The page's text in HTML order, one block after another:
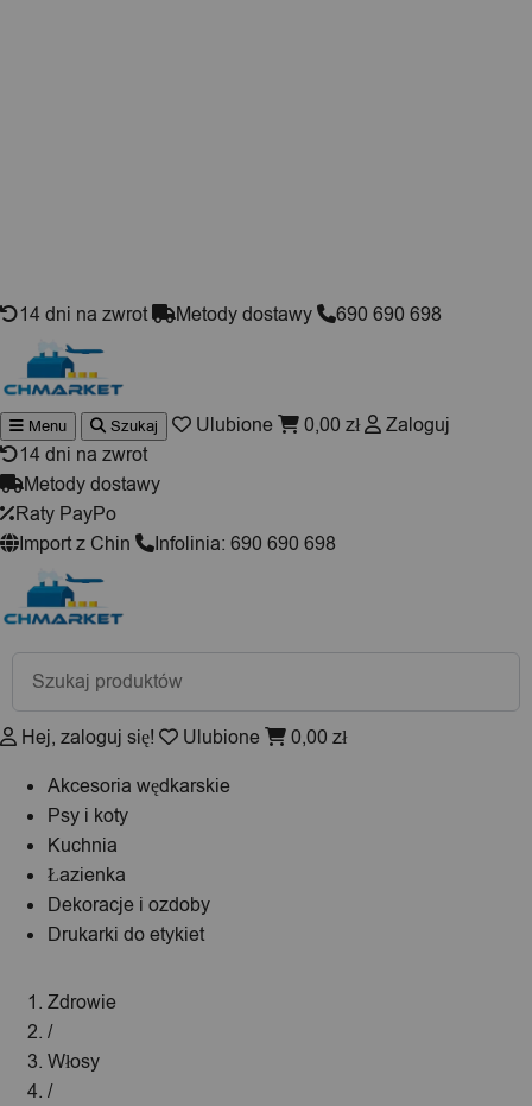
14 dni na zwrot Metody dostawy 690 690 698
Wyszukiwarka
produktów
Menu Szukaj Ulubione 0,00 zł
Zaloguj
14 dni na zwrot
Metody dostawy
Raty PayPo
Import z Chin
Infolinia: 690 690 698
Wyszukiwarka
produktów
Hej, zaloguj się! Ulubione 0,00 zł
Akcesoria wędkarskie
Psy i koty
Kuchnia
Łazienka
Dekoracje i ozdoby
Drukarki do etykiet
Zdrowie
/
Włosy
/